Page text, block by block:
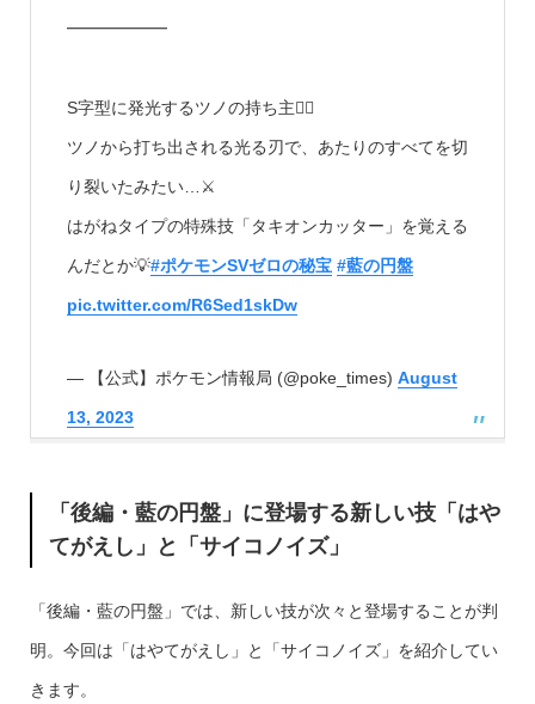
━━━━━━
S字型に発光するツノの持ち主💁‍♀️
ツノから打ち出される光る刃で、あたりのすべてを切
り裂いたみたい…⚔️
はがねタイプの特殊技「タキオンカッター」を覚える
んだとか💡#ポケモンSVゼロの秘宝 #藍の円盤
pic.twitter.com/R6Sed1skDw
— 【公式】ポケモン情報局 (@poke_times) August
13, 2023
「後編・藍の円盤」に登場する新しい技「はや
てがえし」と「サイコノイズ」
「後編・藍の円盤」では、新しい技が次々と登場することが判
明。今回は「はやてがえし」と「サイコノイズ」を紹介してい
きます。